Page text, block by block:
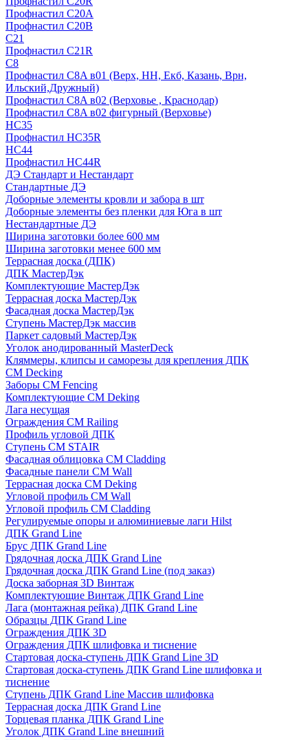
Профнастил С20А
Профнастил С20В
C21
Профнастил С21R
C8
Профнастил С8A в01 (Верх, НН, Екб, Казань, Врн,
Ильский,Дружный)
Профнастил С8A в02 (Верховье , Краснодар)
Профнастил С8A в02 фигурный (Верховье)
HС35
Профнастил HC35R
НС44
Профнастил НС44R
ДЭ Стандарт и Нестандарт
Стандартные ДЭ
Доборные элементы кровли и забора в шт
Доборные элементы без пленки для Юга в шт
Нестандартные ДЭ
Ширина заготовки более 600 мм
Ширина заготовки менее 600 мм
Террасная доска (ДПК)
ДПК МастерДэк
Комплектующие МастерДэк
Террасная доска МастерДэк
Фасадная доска МастерДэк
Ступень МастерДэк массив
Паркет садовый МастерДэк
Уголок анодированный MasterDeck
Кляммеры, клипсы и саморезы для крепления ДПК
CM Decking
Заборы CM Fencing
Комплектующие CM Deking
Лага несущая
Ограждения CM Railing
Профиль угловой ДПК
Ступень CM STAIR
Фасадная облицовка CM Cladding
Фасадные панели CM Wall
Террасная доска CM Deking
Угловой профиль CM Wall
Угловой профиль CM Cladding
Регулируемые опоры и алюминиевые лаги Hilst
ДПК Grand Line
Брус ДПК Grand Line
Грядочная доска ДПК Grand Line
Грядочная доска ДПК Grand Line (под заказ)
Доска заборная 3D Винтаж
Комплектующие Винтаж ДПК Grand Line
Лага (монтажная рейка) ДПК Grand Line
Образцы ДПК Grand Line
Ограждения ДПК 3D
Ограждения ДПК шлифовка и тиснение
Стартовая доска-ступень ДПК Grand Line 3D
Стартовая доска-ступень ДПК Grand Line шлифовка и
тиснение
Ступень ДПК Grand Line Массив шлифовка
Террасная доска ДПК Grand Line
Торцевая планка ДПК Grand Line
Уголок ДПК Grand Line внешний